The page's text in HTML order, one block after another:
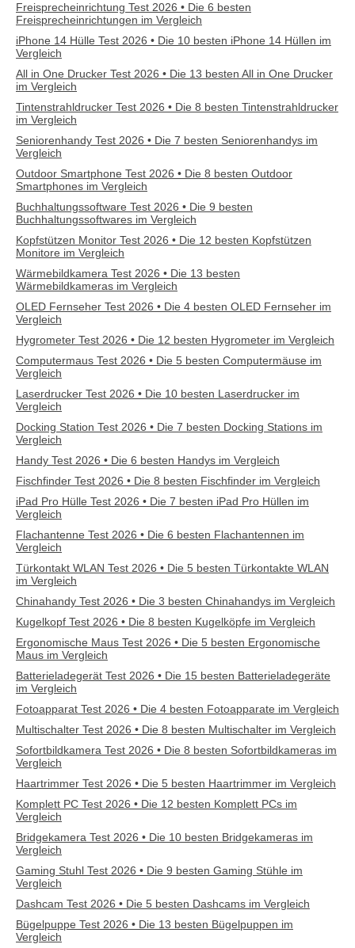
Freisprecheinrichtung Test 2026 • Die 6 besten
Freisprecheinrichtungen im Vergleich
iPhone 14 Hülle Test 2026 • Die 10 besten iPhone 14 Hüllen im
Vergleich
All in One Drucker Test 2026 • Die 13 besten All in One Drucker
im Vergleich
Tintenstrahldrucker Test 2026 • Die 8 besten Tintenstrahldrucker
im Vergleich
Seniorenhandy Test 2026 • Die 7 besten Seniorenhandys im
Vergleich
Outdoor Smartphone Test 2026 • Die 8 besten Outdoor
Smartphones im Vergleich
Buchhaltungssoftware Test 2026 • Die 9 besten
Buchhaltungssoftwares im Vergleich
Kopfstützen Monitor Test 2026 • Die 12 besten Kopfstützen
Monitore im Vergleich
Wärmebildkamera Test 2026 • Die 13 besten
Wärmebildkameras im Vergleich
OLED Fernseher Test 2026 • Die 4 besten OLED Fernseher im
Vergleich
Hygrometer Test 2026 • Die 12 besten Hygrometer im Vergleich
Computermaus Test 2026 • Die 5 besten Computermäuse im
Vergleich
Laserdrucker Test 2026 • Die 10 besten Laserdrucker im
Vergleich
Docking Station Test 2026 • Die 7 besten Docking Stations im
Vergleich
Handy Test 2026 • Die 6 besten Handys im Vergleich
Fischfinder Test 2026 • Die 8 besten Fischfinder im Vergleich
iPad Pro Hülle Test 2026 • Die 7 besten iPad Pro Hüllen im
Vergleich
Flachantenne Test 2026 • Die 6 besten Flachantennen im
Vergleich
Türkontakt WLAN Test 2026 • Die 5 besten Türkontakte WLAN
im Vergleich
Chinahandy Test 2026 • Die 3 besten Chinahandys im Vergleich
Kugelkopf Test 2026 • Die 8 besten Kugelköpfe im Vergleich
Ergonomische Maus Test 2026 • Die 5 besten Ergonomische
Maus im Vergleich
Batterieladegerät Test 2026 • Die 15 besten Batterieladegeräte
im Vergleich
Fotoapparat Test 2026 • Die 4 besten Fotoapparate im Vergleich
Multischalter Test 2026 • Die 8 besten Multischalter im Vergleich
Sofortbildkamera Test 2026 • Die 8 besten Sofortbildkameras im
Vergleich
Haartrimmer Test 2026 • Die 5 besten Haartrimmer im Vergleich
Komplett PC Test 2026 • Die 12 besten Komplett PCs im
Vergleich
Bridgekamera Test 2026 • Die 10 besten Bridgekameras im
Vergleich
Gaming Stuhl Test 2026 • Die 9 besten Gaming Stühle im
Vergleich
Dashcam Test 2026 • Die 5 besten Dashcams im Vergleich
Bügelpuppe Test 2026 • Die 13 besten Bügelpuppen im
Vergleich